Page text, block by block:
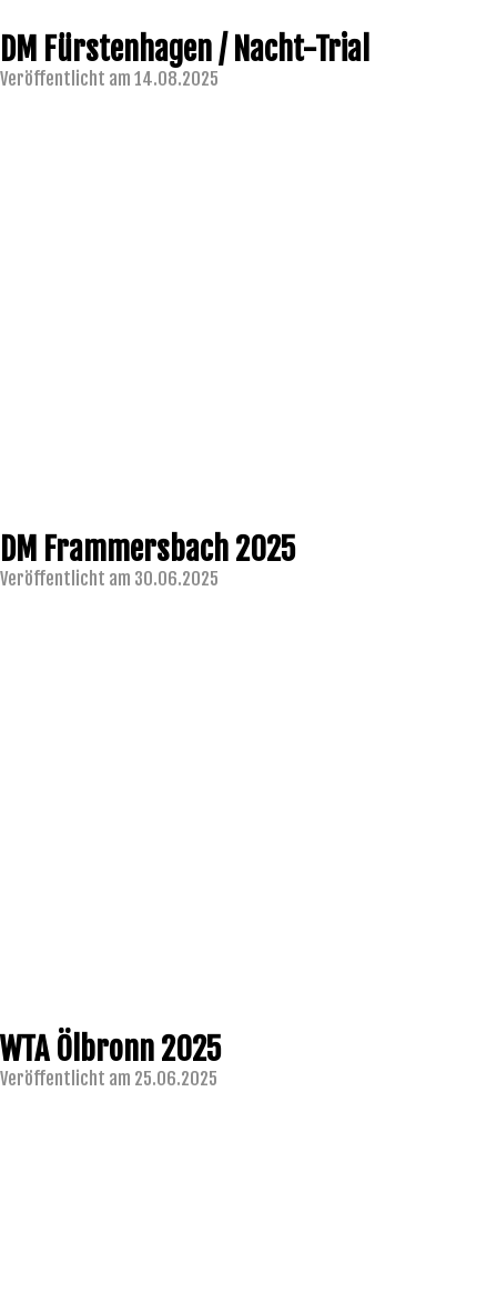
DM Fürstenhagen / Nacht-Trial
Veröffentlicht am 14.08.2025
DM Frammersbach 2025
Veröffentlicht am 30.06.2025
WTA Ölbronn 2025
Veröffentlicht am 25.06.2025